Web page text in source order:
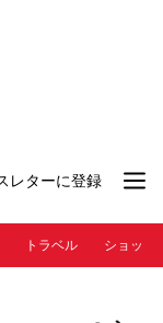
レターに登録
トラベル ショッピ